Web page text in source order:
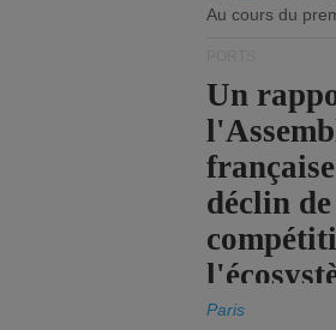
Au cours du
Un
déclin
de l'État.
Paris